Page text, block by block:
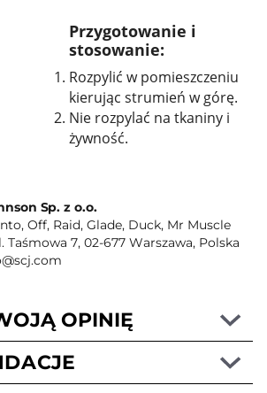
Przygotowanie i
stosowanie:
Rozpylić w pomieszczeniu
kierując strumień w górę.
Nie rozpylać na tkaniny i
żywność.
Sp. z o.o.
Off, Raid, Glade, Duck, Mr Muscle
Taśmowa 7, 02-677 Warszawa, Polska
OPINIĘ